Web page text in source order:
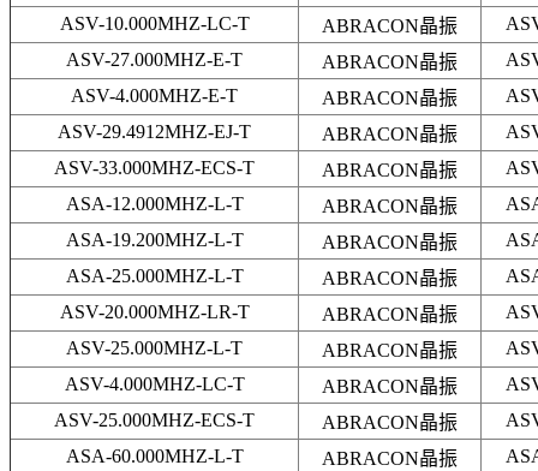
ASV-10.000MHZ-LC-T
ABRACON晶振
ASV-27.000MHZ-E-T
ABRACON晶振
ASV-4.000MHZ-E-T
ABRACON晶振
ASV-29.4912MHZ-EJ-T
ABRACON晶振
ASV-33.000MHZ-ECS-T
ABRACON晶振
ASA-12.000MHZ-L-T
ABRACON晶振
ASA-19.200MHZ-L-T
ABRACON晶振
ASA-25.000MHZ-L-T
ABRACON晶振
ASV-20.000MHZ-LR-T
ABRACON晶振
ASV-25.000MHZ-L-T
ABRACON晶振
ASV-4.000MHZ-LC-T
ABRACON晶振
ASV-25.000MHZ-ECS-T
ABRACON晶振
ASA-60.000MHZ-L-T
ABRACON晶振